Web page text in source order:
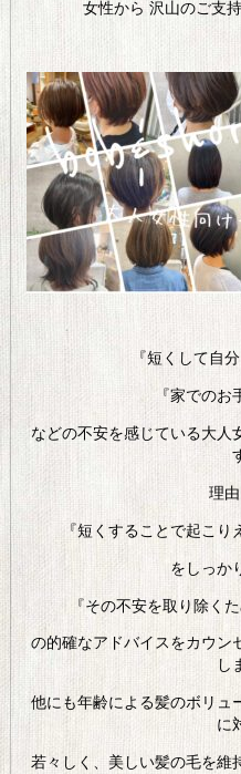
女性から 沢山のご支
『短くして自
『家でのお
などの不安を感じている大人
理
『短くすることで起こり
をしっか
『その不安を取り除く
の的確なアドバイスをカウン
し
他にも年齢による髪のボリュ
に
若々しく、美しい髪の毛を維